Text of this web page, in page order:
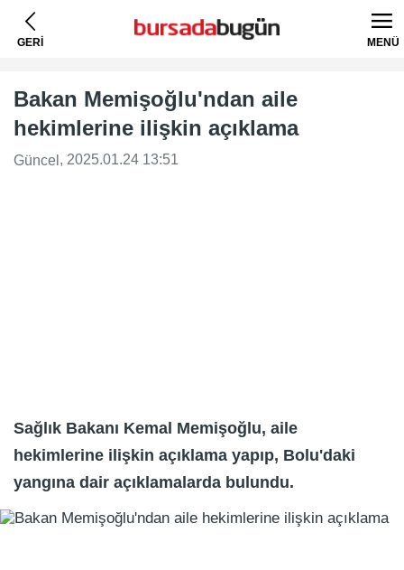
GERİ MENÜ
Bakan Memişoğlu'ndan aile
hekimlerine ilişkin açıklama
Güncel , 2025.01.24 13:51
Sağlık Bakanı Kemal Memişoğlu, aile
hekimlerine ilişkin açıklama yapıp, Bolu'daki
yangına dair açıklamalarda bulundu.